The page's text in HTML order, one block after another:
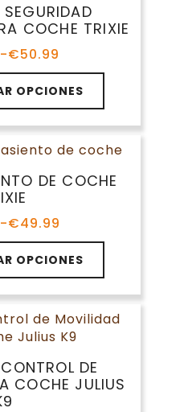
COCHE TRIXIE
-€50.99
Rango
de
precios:
desde
€45.99
hasta
€50.99
OPCIONES
DE COCHE
-€49.99
Rango
de
precios:
desde
€42.99
hasta
€49.99
OPCIONES
DE
COCHE JULIUS